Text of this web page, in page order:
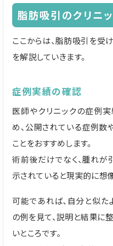
脂肪吸引のクリニ
ここからは、脂肪吸引を受
を解説していきます。
症例実績の確認
医師やクリニックの症例
め、公開されている症例
ことをおすすめします。
術前後だけでなく、腫れ
示されていると現実的に想像
可能であれば、自分と似
の例を見て、説明と結果に
いところです。